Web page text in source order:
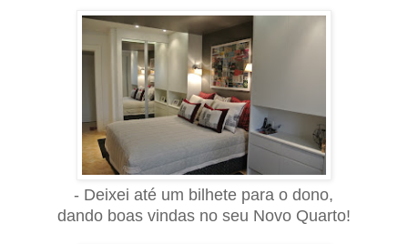
- Deixei até um bilhete para o dono,
dando boas vindas no seu Novo Quarto!